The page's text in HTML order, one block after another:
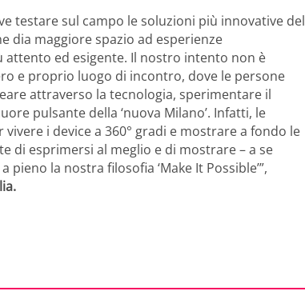
testare sul campo le soluzioni più innovative del
dia maggiore spazio ad esperienze
ed esigente. Il nostro intento non è
e proprio luogo di incontro, dove le persone
attraverso la tecnologia, sperimentare il
pulsante della ‘nuova Milano’. Infatti, le
i device a 360° gradi e mostrare a fondo le
di esprimersi al meglio e di mostrare – a se
la nostra filosofia ‘Make It Possible’”,